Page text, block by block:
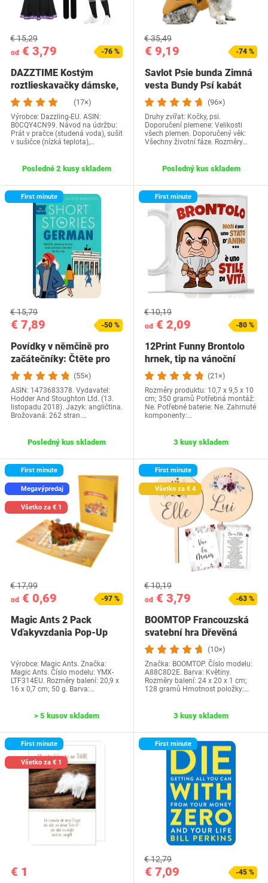
od € 3,79
€ 15,29
-76 %
DAZZTIME Kostým
roztlieskavačky dámske,
kostým…
(17×)
Výrobce: Dazzling-EU. ASIN:
B0CQY4CN99. Návod na údržbu:
Prát v pračce (studená voda), sušit
v sušičce (nízká teplota),…
Posledné 2 kusy skladem
€ 9,19
€ 35,49
-74 %
Savlot Psie bunda Zimná
vesta Bundy Psí kabát
Psí sveter…
(96×)
Druhy zvířat: Kočky, psi.
Doporučení plemene: Velikosti
všech plemen. Doporučený věk:
Všechny životní fáze. Rozměry…
Posledný kus skladem
First minute
€ 7,89
€ 15,79
-50 %
Povídky v němčině pro
začátečníky: Čtěte pro
radost na své…(55×)
ASIN: 1473683378. Vydavatel:
Hodder And Stoughton Ltd. (13.
listopadu 2018). Jazyk: angličtina.
Brožovaná: 262 stran.…
Posledný kus skladem
First minute
od € 2,09
€ 10,19
-80 %
12Print Funny Brontolo
hrnek, tip na vánoční
dárek a…
(21×)
Rozměry produktu: 10,7 x 9,5 x 10
cm; 350 gramů Potřebná montáž:
Ne. Potřebné baterie: Ne. Zahrnuté
komponenty:…
3 kusy skladem
First minute
Megavýpredaj
Všetko za € 1
od € 0,69
€ 17,99
-97 %
Magic Ants 2 Pack
Vďakyvzdania Pop-Up
Výrobce: Magic Ants. Značka:
Magic Ants. Číslo modelu: YMX-
LTF314EU. Rozměry balení: 20,9 x
16 x 0,7 cm; 50 g. Barva:…
> 5 kusov skladem
First minute
Všetko za € 4
od € 3,79
€ 10,19
-63 %
BOOMTOP Francouzská
svatební hra Dřevěná
cedulka a kvízové…
(10×)
Značka: BOOMTOP. Číslo modelu:
A88C8D2E. Barva: Květiny.
Rozměry balení: 24 x 20 x 1 cm;
128 gramů Hmotnost položky:…
3 kusy skladem
First minute
Všetko za € 1
€ 1
First minute
€ 7,09
€ 12,79
-45 %